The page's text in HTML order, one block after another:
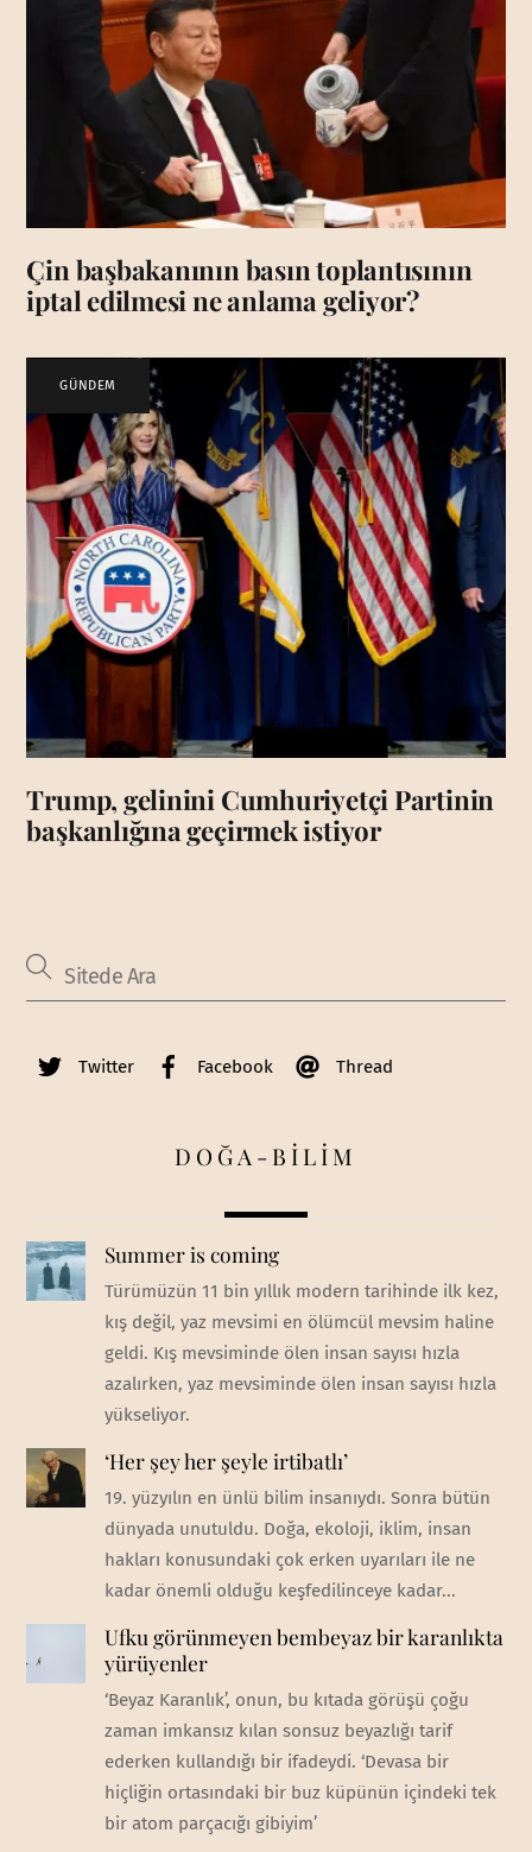
Çin başbakanının basın toplantısının
iptal edilmesi ne anlama geliyor?
GÜNDEM
Trump, gelinini Cumhuriyetçi Partinin
başkanlığına geçirmek istiyor
Twitter Facebook Thread
DOĞA-BİLİM
Summer is coming
Türümüzün 11 bin yıllık modern tarihinde ilk kez,
kış değil, yaz mevsimi en ölümcül mevsim haline
geldi. Kış mevsiminde ölen insan sayısı hızla
azalırken, yaz mevsiminde ölen insan sayısı hızla
yükseliyor.
‘Her şey her şeyle irtibatlı’
19. yüzyılın en ünlü bilim insanıydı. Sonra bütün
dünyada unutuldu. Doğa, ekoloji, iklim, insan
hakları konusundaki çok erken uyarıları ile ne
kadar önemli olduğu keşfedilinceye kadar...
Ufku görünmeyen bembeyaz bir karanlıkta
yürüyenler
‘Beyaz Karanlık’, onun, bu kıtada görüşü çoğu
zaman imkansız kılan sonsuz beyazlığı tarif
ederken kullandığı bir ifadeydi. ‘Devasa bir
hiçliğin ortasındaki bir buz küpünün içindeki tek
bir atom parçacığı gibiyim’